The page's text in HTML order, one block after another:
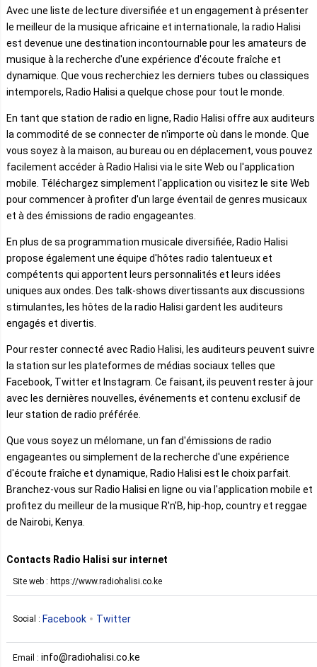
Avec une liste de lecture diversifiée et un engagement à présenter
le meilleur de la musique africaine et internationale, la radio Halisi
est devenue une destination incontournable pour les amateurs de
musique à la recherche d'une expérience d'écoute fraîche et
dynamique. Que vous recherchiez les derniers tubes ou classiques
intemporels, Radio Halisi a quelque chose pour tout le monde.
En tant que station de radio en ligne, Radio Halisi offre aux auditeurs
la commodité de se connecter de n'importe où dans le monde. Que
vous soyez à la maison, au bureau ou en déplacement, vous pouvez
facilement accéder à Radio Halisi via le site Web ou l'application
mobile. Téléchargez simplement l'application ou visitez le site Web
pour commencer à profiter d'un large éventail de genres musicaux
et à des émissions de radio engageantes.
En plus de sa programmation musicale diversifiée, Radio Halisi
propose également une équipe d'hôtes radio talentueux et
compétents qui apportent leurs personnalités et leurs idées
uniques aux ondes. Des talk-shows divertissants aux discussions
stimulantes, les hôtes de la radio Halisi gardent les auditeurs
engagés et divertis.
Pour rester connecté avec Radio Halisi, les auditeurs peuvent suivre
la station sur les plateformes de médias sociaux telles que
Facebook, Twitter et Instagram. Ce faisant, ils peuvent rester à jour
avec les dernières nouvelles, événements et contenu exclusif de
leur station de radio préférée.
Que vous soyez un mélomane, un fan d'émissions de radio
engageantes ou simplement de la recherche d'une expérience
d'écoute fraîche et dynamique, Radio Halisi est le choix parfait.
Branchez-vous sur Radio Halisi en ligne ou via l'application mobile et
profitez du meilleur de la musique R'n'B, hip-hop, country et reggae
de Nairobi, Kenya.
Contacts Radio Halisi sur internet
Site web : https://www.radiohalisi.co.ke
Social : Facebook Twitter
Email : info@radiohalisi.co.ke